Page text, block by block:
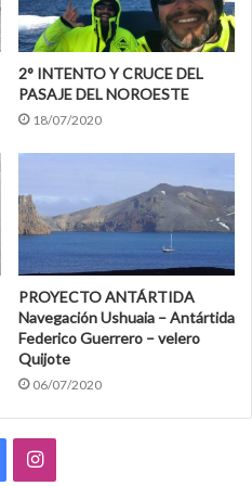
2° INTENTO Y CRUCE DEL
PASAJE DEL NOROESTE
18/07/2020
PROYECTO ANTÁRTIDA
Navegación Ushuaia – Antártida
Federico Guerrero – velero
Quijote
06/07/2020
I